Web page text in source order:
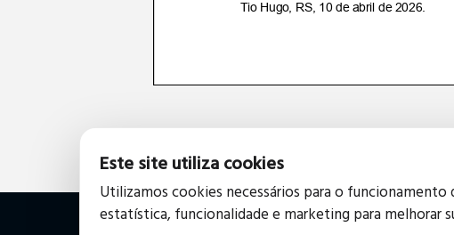
Este site utiliza cookies
Utilizamos cookies necessários para o
estatística, funcionalidade e marketing para melhorar